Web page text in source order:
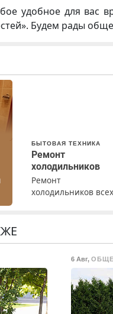
удобное для вас
Будем рады
БЫТОВАЯ ТЕХНИКА
Ремонт
холодильников
Ремонт
холодильников всех
районы. Скидка.
Вызов бесплатный.
6 Авг,